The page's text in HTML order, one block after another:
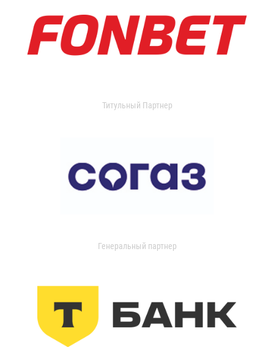
Титульный Партнер
Генеральный партнер